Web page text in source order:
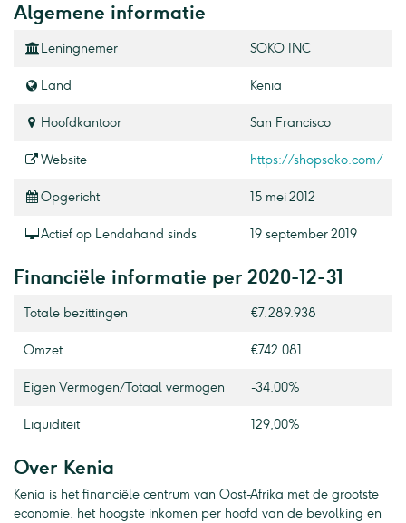
Algemene informatie
Leningnemer SOKO INC
Land Kenia
Hoofdkantoor San Francisco
Website https://shopsoko.com/
Opgericht 15 mei 2012
Actief op Lendahand sinds 19 september 2019
Financiële informatie per 2020-12-31
Totale bezittingen €7.289.938
Omzet €742.081
Eigen Vermogen / Totaal vermogen -34,00%
Liquiditeit 129,00%
Over Kenia
Kenia is het financiële centrum van Oost-Afrika met de grootste
economie, het hoogste inkomen per hoofd van de bevolking en